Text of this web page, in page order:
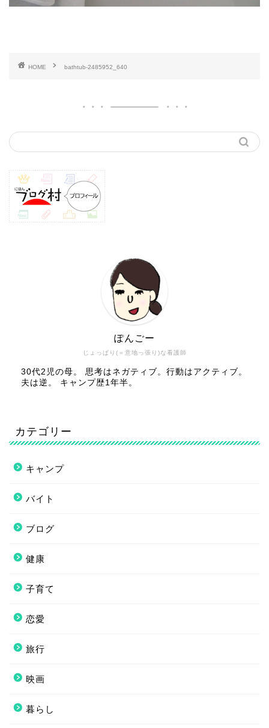
HOME bathtub-2485952_640
じょっぱり(＝意地っ張り)な看護師
ぽんごー
30代2児の母。 思考はネガティブ。行動はアクティブ。
夫は逆。 キャンプ歴1年半。
カテゴリー
キャンプ
バイト
ブログ
健康
子育て
恋愛
旅行
映画
暮らし